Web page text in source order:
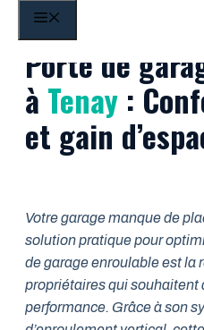
Porte de
à Tenay :
et gain
Votre garage manque de
solution pratique pour
de garage enroulable est la
propriétaires qui souhaitent
performance. Grâce à son